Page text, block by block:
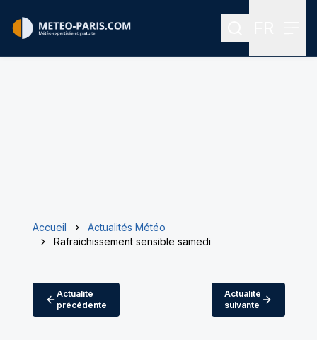
Rechercher
Accueil
Actualités Météo
Rafraichissement sensible samedi
Actualité
précédente
Actualité
suivante